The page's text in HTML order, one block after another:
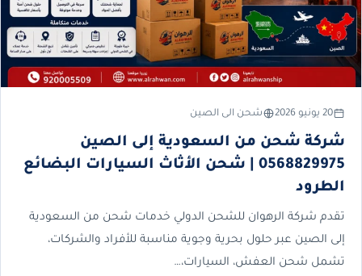
20 يونيو 2026 شحن الى الصين
شركة شحن من السعودية إلى الصين
0568829975 | شحن الأثاث السيارات البضائع
الطرود
تقدم شركة الرهوان للشحن الدولي خدمات شحن من السعودية
إلى الصين عبر حلول بحرية وجوية مناسبة للأفراد والشركات،
تشمل شحن العفش، السيارات،…